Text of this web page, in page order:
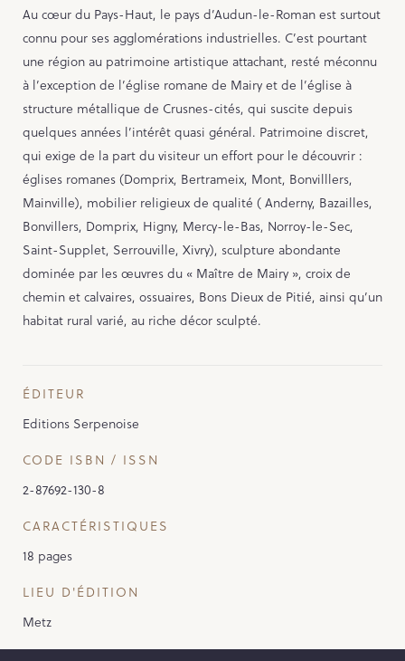
Au cœur du Pays-Haut, le pays d’Audun-le-Roman est surtout
connu pour ses agglomérations industrielles. C’est pourtant
une région au patrimoine artistique attachant, resté méconnu
à l’exception de l’église romane de Mairy et de l’église à
structure métallique de Crusnes-cités, qui suscite depuis
quelques années l’intérêt quasi général. Patrimoine discret,
qui exige de la part du visiteur un effort pour le découvrir :
églises romanes (Domprix, Bertrameix, Mont, Bonvilllers,
Mainville), mobilier religieux de qualité ( Anderny, Bazailles,
Bonvillers, Domprix, Higny, Mercy-le-Bas, Norroy-le-Sec,
Saint-Supplet, Serrouville, Xivry), sculpture abondante
dominée par les œuvres du « Maître de Mairy », croix de
chemin et calvaires, ossuaires, Bons Dieux de Pitié, ainsi qu’un
habitat rural varié, au riche décor sculpté.
ÉDITEUR
Editions Serpenoise
CODE ISBN / ISSN
2-87692-130-8
CARACTÉRISTIQUES
18 pages
LIEU D'ÉDITION
Metz